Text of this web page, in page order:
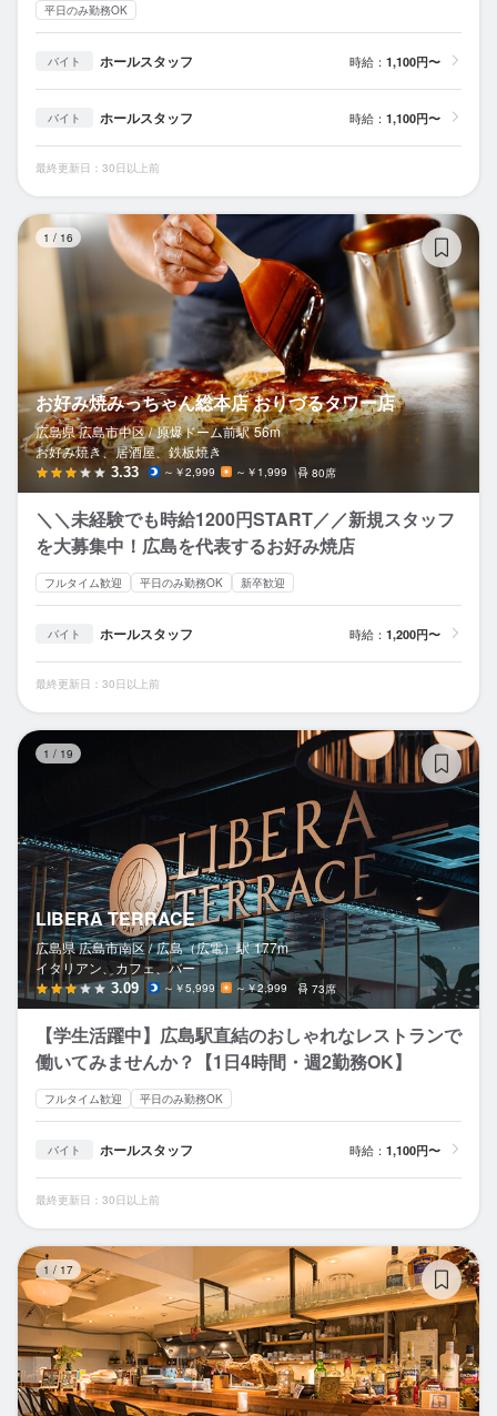
平日のみ勤務OK
バイト ホールスタッフ 時給： 1,100円〜
バイト ホールスタッフ 時給： 1,100円〜
最終更新日：30日以上前
1 / 16
お好み焼みっちゃん総本店 おりづるタワー店
広島県 広島市中区 / 原爆ドーム前駅 56m
お好み焼き、居酒屋、鉄板焼き
3.33 ～￥2,999 ～￥1,999 80席
＼＼未経験でも時給1200円START／／新規スタッフ
を大募集中！広島を代表するお好み焼店
フルタイム歓迎 平日のみ勤務OK 新卒歓迎
バイト ホールスタッフ 時給： 1,200円〜
最終更新日：30日以上前
1 / 19
LIBERA TERRACE
広島県 広島市南区 / 広島（広電）駅 177m
イタリアン、カフェ、バー
3.09 ～￥5,999 ～￥2,999 73席
【学生活躍中】広島駅直結のおしゃれなレストランで
働いてみませんか？【1日4時間・週2勤務OK】
フルタイム歓迎 平日のみ勤務OK
バイト ホールスタッフ 時給： 1,100円〜
最終更新日：30日以上前
1 / 17